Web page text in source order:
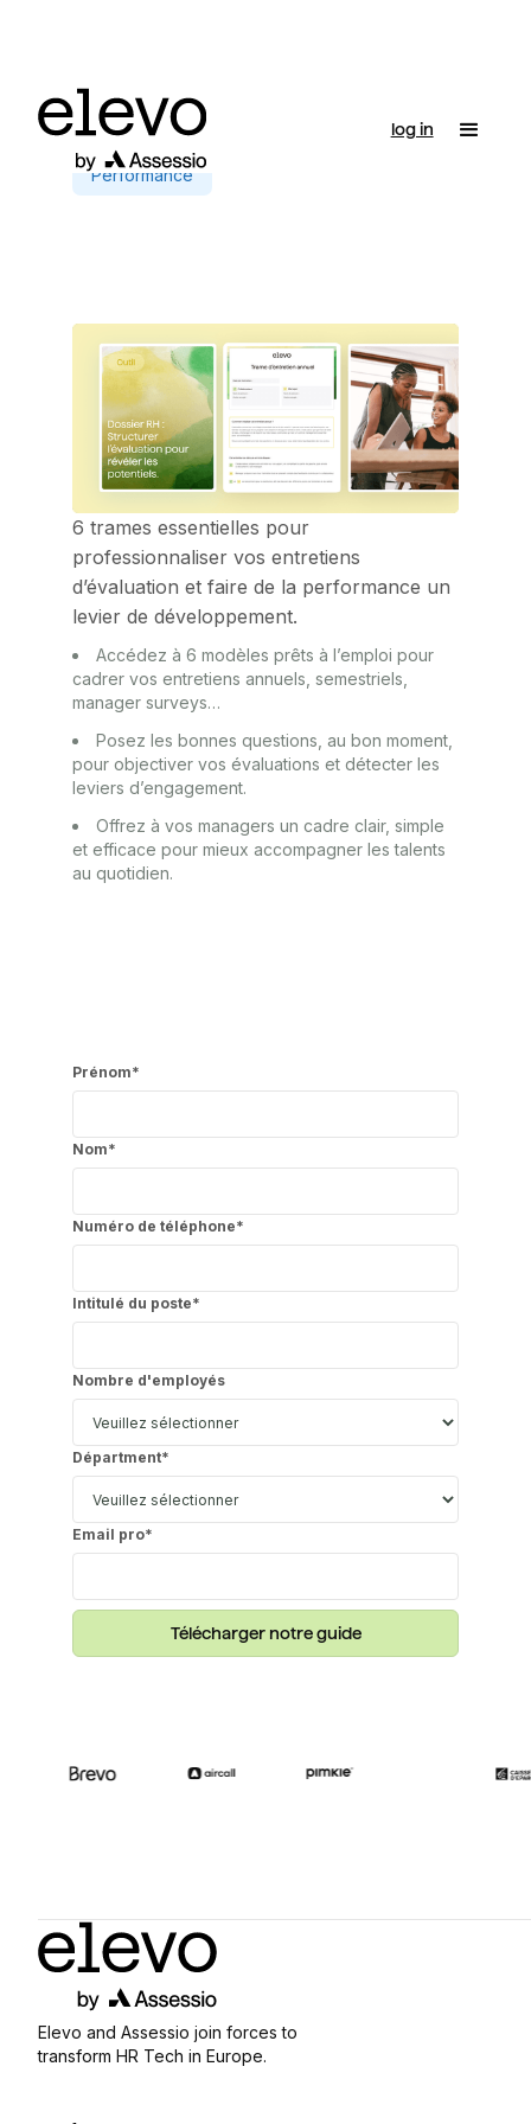
log in
Performance
6 trames essentielles pour
professionnaliser vos entretiens
d’évaluation et faire de la performance un
levier de développement.
Accédez à 6 modèles prêts à l’emploi pour
cadrer vos entretiens annuels, semestriels,
manager surveys…
Posez les bonnes questions, au bon moment,
pour objectiver vos évaluations et détecter les
leviers d’engagement.
Offrez à vos managers un cadre clair, simple
et efficace pour mieux accompagner les talents
au quotidien.
Prénom*
Nom*
Numéro de téléphone*
Intitulé du poste*
Nombre d'employés
Départment*
Email pro*
Elevo and Assessio join forces to
transform HR Tech in Europe.